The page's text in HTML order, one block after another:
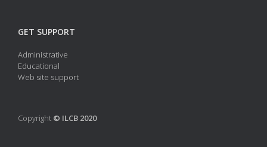
GET SUPPORT
Administrative
Educational
Web site support
Copyright © ILCB 2020